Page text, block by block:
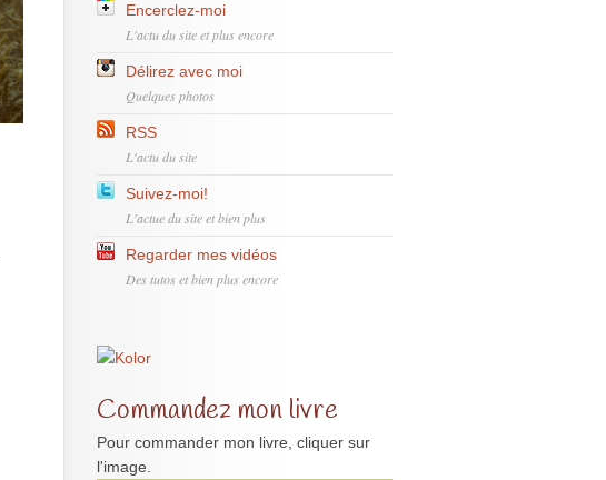
Encerclez-moi
L'actu du site et plus encore
Délirez avec moi
Quelques photos
RSS
L'actu du site
Suivez-moi!
L'actue du site et bien plus
Regarder mes vidéos
Des tutos et bien plus encore
Commandez mon livre
Pour commander mon livre, cliquer sur
l'image.